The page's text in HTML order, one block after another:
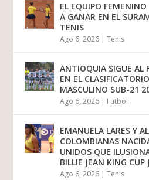
EL EQUIPO
A GANAR EN EL
TENIS
Ago 6, 2026 |Tenis
ANTIOQUIA SIGUE AL
EN EL
MASCULINO SUB-21
Ago 6, 2026 | Futbol
EMANUELA LARES Y
COLOMBIANAS
UNIDOS QUE
BILLIE JEAN KING CUP
Ago 6, 2026 |Tenis